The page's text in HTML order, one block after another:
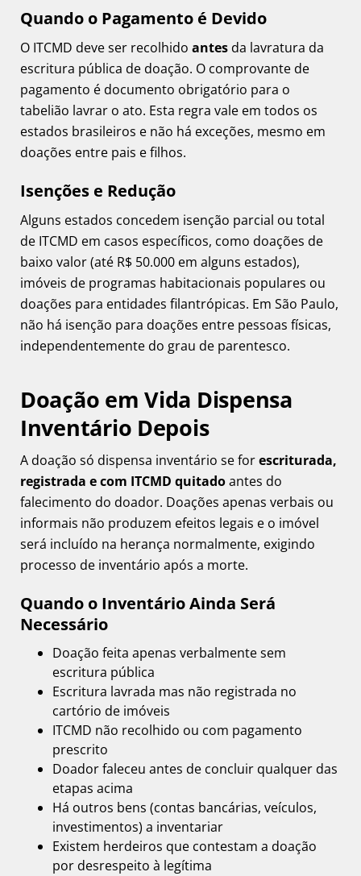
Quando o Pagamento é Devido
O ITCMD deve ser recolhido antes da lavratura da
escritura pública de doação. O comprovante de
pagamento é documento obrigatório para o
tabelião lavrar o ato. Esta regra vale em todos os
estados brasileiros e não há exceções, mesmo em
doações entre pais e filhos.
Isenções e Redução
Alguns estados concedem isenção parcial ou total
de ITCMD em casos específicos, como doações de
baixo valor (até R$ 50.000 em alguns estados),
imóveis de programas habitacionais populares ou
doações para entidades filantrópicas. Em São Paulo,
não há isenção para doações entre pessoas físicas,
independentemente do grau de parentesco.
Doação em Vida Dispensa
Inventário Depois
A doação só dispensa inventário se forescriturada,
registrada e com ITCMD quitadoantes do
falecimento do doador. Doações apenas verbais ou
informais não produzem efeitos legais e o imóvel
será incluído na herança normalmente, exigindo
processo de inventário após a morte.
Quando o Inventário Ainda Será
Necessário
Doação feita apenas verbalmente sem
escritura pública
Escritura lavrada mas não registrada no
cartório de imóveis
ITCMD não recolhido ou com pagamento
prescrito
Doador faleceu antes de concluir qualquer das
etapas acima
Há outros bens (contas bancárias, veículos,
investimentos) a inventariar
Existem herdeiros que contestam a doação
por desrespeito à legítima